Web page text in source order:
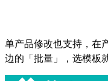
单产品修改也支持，在
边的「批量」，选模板